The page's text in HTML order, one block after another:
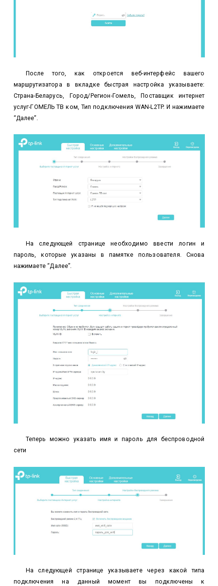
После того, как откроется веб-интерфейс вашего
маршрутизатора в вкладке быстрая настройка указываете:
Страна-Беларусь, Город/Регион-Гомель, Поставщик интернет
услуг-ГОМЕЛЬ ТВ ком, Тип подключения WAN-L2TP. И нажимаете
“Далее”.
На следующей странице необходимо ввести логин и
пароль, которые указаны в памятке пользователя. Снова
нажимаете “Далее”.
Теперь можно указать имя и пароль для беспроводной
сети
На следующей странице указываете через какой типа
подключения на данный момент вы подключены к